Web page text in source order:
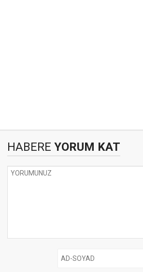
HABERE YORUM KAT